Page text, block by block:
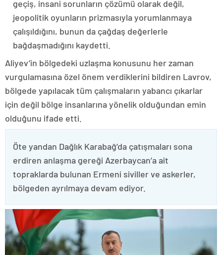
geçiş, insani sorunların çözümü olarak değil,
jeopolitik oyunların prizmasıyla yorumlanmaya
çalışıldığını, bunun da çağdaş değerlerle
bağdaşmadığını kaydetti.
Aliyev’in bölgedeki uzlaşma konusunu her zaman
vurgulamasına özel önem verdiklerini bildiren Lavrov,
bölgede yapılacak tüm çalışmaların yabancı çıkarlar
için değil bölge insanlarına yönelik olduğundan emin
olduğunu ifade etti.
Öte yandan Dağlık Karabağ’da çatışmaları sona
erdiren anlaşma gereği Azerbaycan’a ait
topraklarda bulunan Ermeni siviller ve askerler,
bölgeden ayrılmaya devam ediyor.